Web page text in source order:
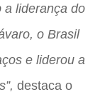
liderança do
o Brasil
e liderou a
destaca o